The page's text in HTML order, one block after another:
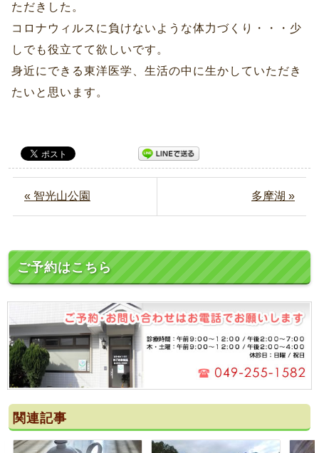
ただきした。
コロナウィルスに負けないような体力づくり・・・少
しでも役立てて欲しいです。
身近にできる東洋医学、生活の中に生かしていただき
たいと思います。
« 智光山公園 多摩湖 »
ご予約はこちら
関連記事